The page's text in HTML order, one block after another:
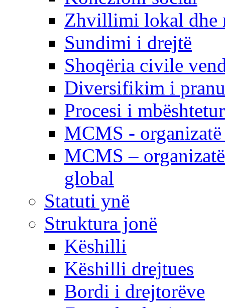
Zhvillimi lokal dhe
Sundimi i drejtë
Shoqëria civile
Diversifikim i
Procesi i
MCMS -
MCMS –
global
Statuti ynë
Struktura jonë
Këshilli
Këshilli drejtues
Bordi i drejtorëve